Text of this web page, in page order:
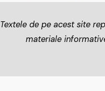
Textele de pe acest site
materiale